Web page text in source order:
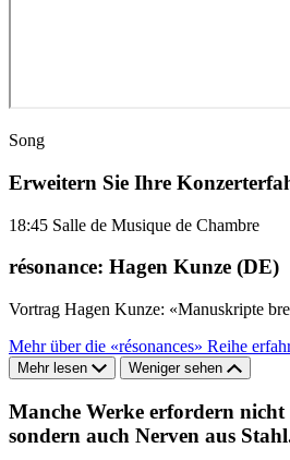
Song
Erweitern Sie Ihre
18:45 Salle de Musique de Chambre
résonance: Hagen Kunze (DE)
Vortrag Hagen Kunze: «Manuskripte
Mehr über die «résonances» Reihe
Mehr lesen Weniger sehen
Manche Werke erfordern
sondern auch Nerven aus